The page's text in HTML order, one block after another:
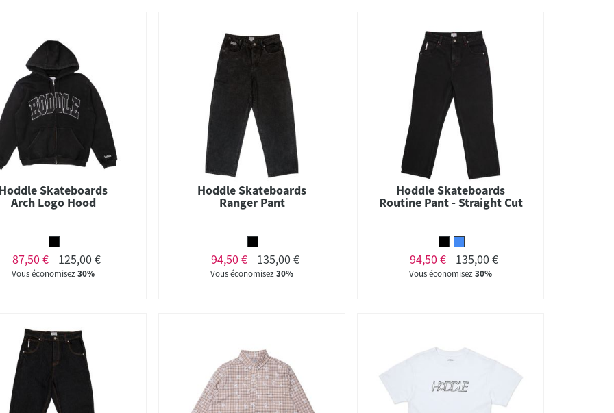
Skateboards
Arch Logo Hood
87,50 € 125,00 €
Vous économisez30%
Hoddle Skateboards
Ranger Pant
94,50 € 135,00 €
Vous économisez30%
Hoddle Skateboards
Routine Pant - Straight Cut
94,50 € 135,00 €
Vous économisez30%